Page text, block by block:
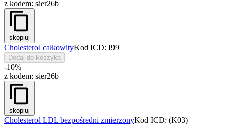
z kodem: sier26b
skopiuj
Cholesterol całkowityKod ICD: I99
Dodaj do koszyka
-10%
z kodem: sier26b
skopiuj
Cholesterol LDL bezpośredni zmierzonyKod ICD: (K03)